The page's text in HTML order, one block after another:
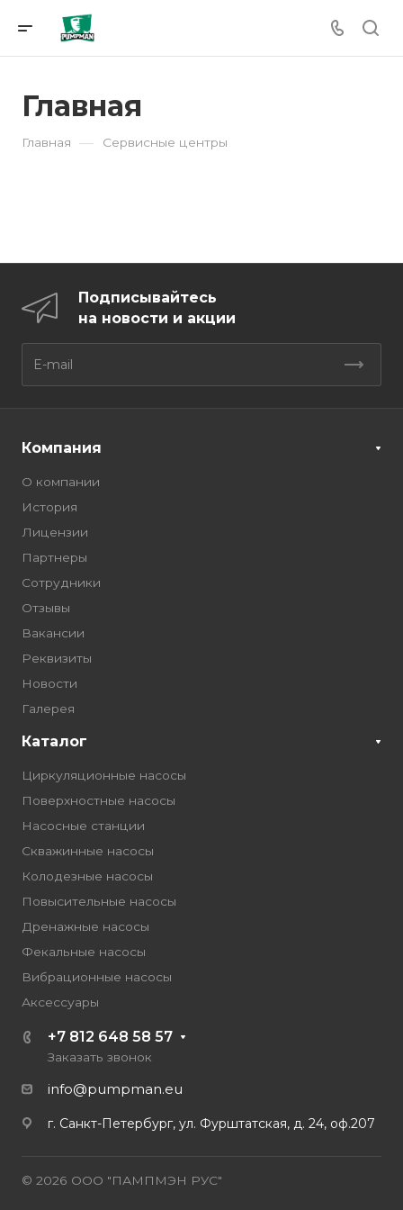
Главная
Главная — Сервисные центры
Подписывайтесь
на новости и акции
Компания
О компании
История
Лицензии
Партнеры
Сотрудники
Отзывы
Вакансии
Реквизиты
Новости
Галерея
Каталог
Циркуляционные насосы
Поверхностные насосы
Насосные станции
Скважинные насосы
Колодезные насосы
Повысительные насосы
Дренажные насосы
Фекальные насосы
Вибрационные насосы
Аксессуары
+7 812 648 58 57
Заказать звонок
info@pumpman.eu
г. Санкт-Петербург, ул. Фурштатская, д. 24, оф.207
© 2026 ООО "ПАМПМЭН РУС"